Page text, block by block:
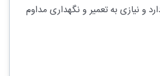
و نیازی به تعمیر و نگهداری مداوم